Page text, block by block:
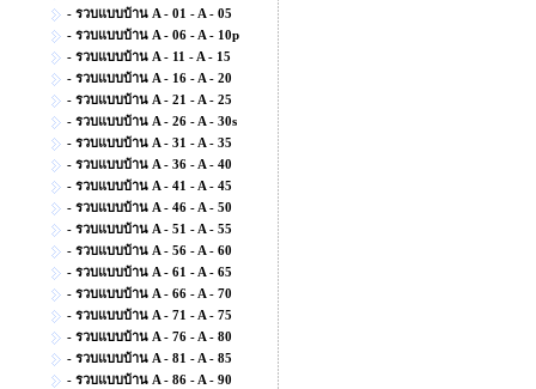
- รวบแบบบ้าน A - 01 - A - 05
- รวบแบบบ้าน A - 06 - A - 10p
- รวบแบบบ้าน A - 11 - A - 15
- รวบแบบบ้าน A - 16 - A - 20
- รวบแบบบ้าน A - 21 - A - 25
- รวบแบบบ้าน A - 26 - A - 30s
- รวบแบบบ้าน A - 31 - A - 35
- รวบแบบบ้าน A - 36 - A - 40
- รวบแบบบ้าน A - 41 - A - 45
- รวบแบบบ้าน A - 46 - A - 50
- รวบแบบบ้าน A - 51 - A - 55
- รวบแบบบ้าน A - 56 - A - 60
- รวบแบบบ้าน A - 61 - A - 65
- รวบแบบบ้าน A - 66 - A - 70
- รวบแบบบ้าน A - 71 - A - 75
- รวบแบบบ้าน A - 76 - A - 80
- รวบแบบบ้าน A - 81 - A - 85
- รวบแบบบ้าน A - 86 - A - 90